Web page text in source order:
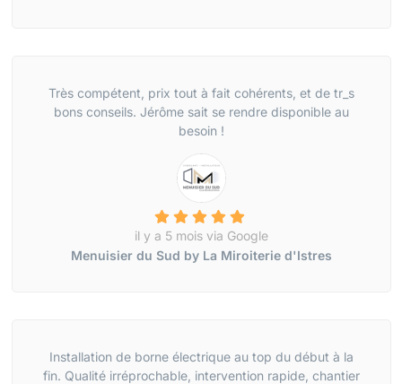
Très compétent, prix tout à fait cohérents, et de tr_s
bons conseils. Jérôme sait se rendre disponible au
besoin !
il y a 5 mois via Google
Menuisier du Sud by La Miroiterie d'Istres
Installation de borne électrique au top du début à la
fin. Qualité irréprochable, intervention rapide, chantier